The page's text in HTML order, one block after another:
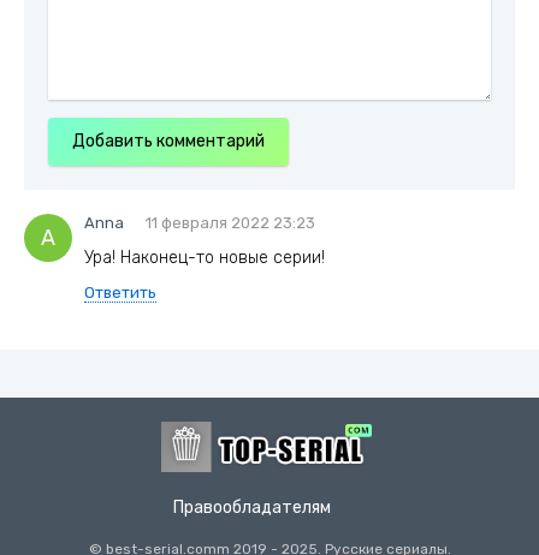
Добавить комментарий
A
Anna 11 февраля 2022 23:23
Ура! Наконец-то новые серии!
Ответить
Правообладателям
© best-serial.comm 2019 - 2025. Русские сериалы.